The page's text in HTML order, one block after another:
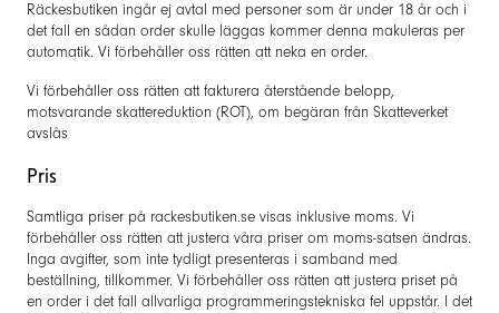
Räckesbutiken ingår ej avtal med personer som är under 18 år och i
det fall en sådan order skulle läggas kommer denna makuleras per
automatik. Vi förbehåller oss rätten att neka en order.
Vi förbehåller oss rätten att fakturera återstående belopp,
motsvarande skattereduktion (ROT), om begäran från Skatteverket
avslås
Pris
Samtliga priser på rackesbutiken.se visas inklusive moms. Vi
förbehåller oss rätten att justera våra priser om moms-satsen ändras.
Inga avgifter, som inte tydligt presenteras i samband med
beställning, tillkommer. Vi förbehåller oss rätten att justera priset på
en order i det fall allvarliga programmeringstekniska fel uppstår. I det